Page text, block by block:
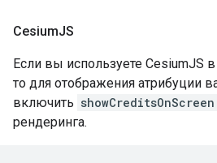
CesiumJS
Если вы используете CesiumJS
то для отображения атрибуции
включить showCreditsOnScreen
рендеринга.